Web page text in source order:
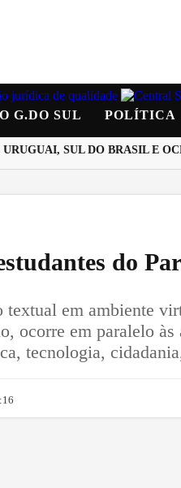
G.DO SUL POLÍTICA
SUL DO BRASIL E
do
em ambiente
ocorre em paralelo
tecnologia,